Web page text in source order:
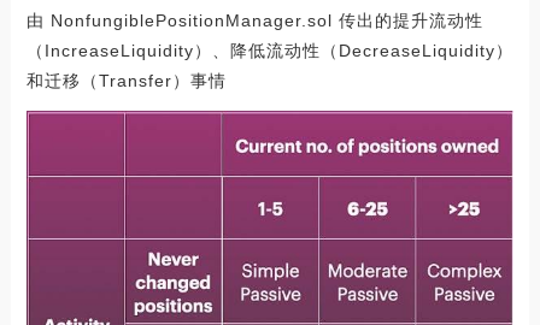
由 NonfungiblePositionManager.sol 传出的提升流动性
（IncreaseLiquidity）、降低流动性（DecreaseLiquidity）
和迁移（Transfer）事情